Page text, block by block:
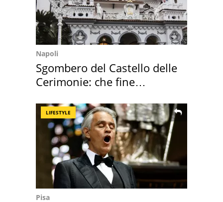
Napoli
Sgombero del Castello delle
Cerimonie: che fine
LIFESTYLE
Pisa